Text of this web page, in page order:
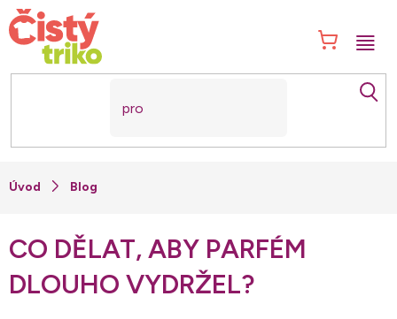
Přejít
na
obsah
Blog
CO DĚLAT, ABY PARFÉM
DLOUHO VYDRŽEL?